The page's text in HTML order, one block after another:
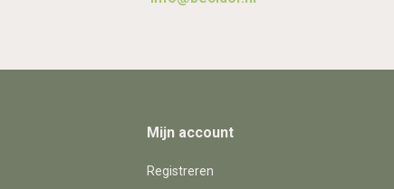
Mijn account
Registreren